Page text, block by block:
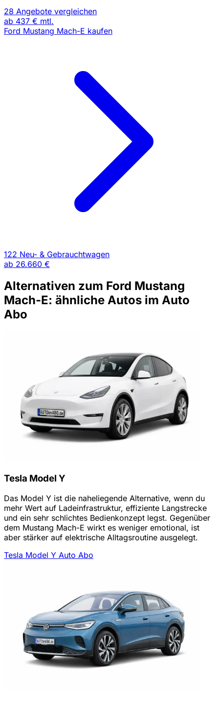
28 Angebote vergleichen
ab 437 € mtl.
Ford Mustang Mach-E kaufen
122 Neu- & Gebrauchtwagen
ab 26.660 €
Alternativen zum Ford Mustang
Mach-E: ähnliche Autos im Auto
Abo
Tesla Model Y
Das Model Y ist die naheliegende Alternative, wenn du
mehr Wert auf Ladeinfrastruktur, effiziente Langstrecke
und ein sehr schlichtes Bedienkonzept legst. Gegenüber
dem Mustang Mach-E wirkt es weniger emotional, ist
aber stärker auf elektrische Alltagsroutine ausgelegt.
Tesla Model Y Auto Abo